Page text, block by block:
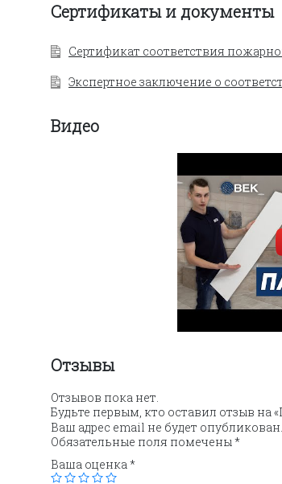
Сертификаты и документы
Сертификат соответствия
Экспертное заключение о
Видео
Отзывы
Отзывов пока нет.
Будьте первым, кто оставил отзыв на
Ваш адрес email не будет опубликован.
Обязательные поля помечены*
Ваша оценка*